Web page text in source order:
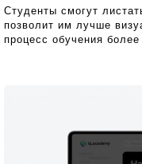
Студенты смогут
позволит им лучше
процесс обучения